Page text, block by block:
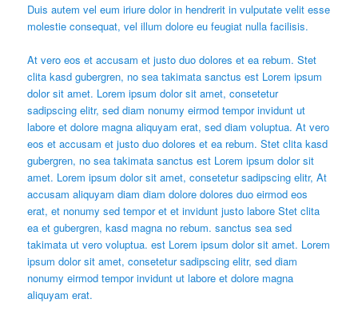
Duis autem vel eum iriure dolor in hendrerit in vulputate velit esse
molestie consequat, vel illum dolore eu feugiat nulla facilisis.
At vero eos et accusam et justo duo dolores et ea rebum. Stet
clita kasd gubergren, no sea takimata sanctus est Lorem ipsum
dolor sit amet. Lorem ipsum dolor sit amet, consetetur
sadipscing elitr, sed diam nonumy eirmod tempor invidunt ut
labore et dolore magna aliquyam erat, sed diam voluptua. At vero
eos et accusam et justo duo dolores et ea rebum. Stet clita kasd
gubergren, no sea takimata sanctus est Lorem ipsum dolor sit
amet. Lorem ipsum dolor sit amet, consetetur sadipscing elitr, At
accusam aliquyam diam diam dolore dolores duo eirmod eos
erat, et nonumy sed tempor et et invidunt justo labore Stet clita
ea et gubergren, kasd magna no rebum. sanctus sea sed
takimata ut vero voluptua. est Lorem ipsum dolor sit amet. Lorem
ipsum dolor sit amet, consetetur sadipscing elitr, sed diam
nonumy eirmod tempor invidunt ut labore et dolore magna
aliquyam erat.